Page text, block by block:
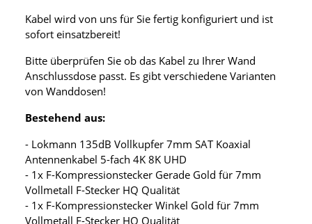
Kabel wird von uns für Sie fertig konfiguriert und ist
sofort einsatzbereit!
Bitte überprüfen Sie ob das Kabel zu Ihrer Wand
Anschlussdose passt. Es gibt verschiedene Varianten
von Wanddosen!
Bestehend aus:
- Lokmann 135dB Vollkupfer 7mm SAT Koaxial
Antennenkabel 5-fach 4K 8K UHD
- 1x F-Kompressionstecker Gerade Gold für 7mm
Vollmetall F-Stecker HQ Qualität
- 1x F-Kompressionstecker Winkel Gold für 7mm
Vollmetall F-Stecker HQ Qualität